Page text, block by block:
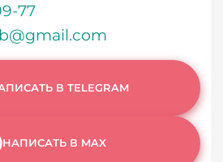
77
В TELEGRAM
НАПИСАТЬ В MAX